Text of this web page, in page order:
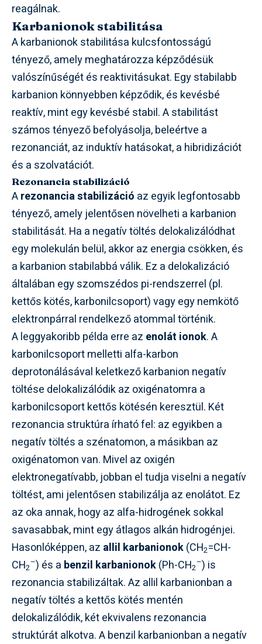
reagálnak.
Karbanionok stabilitása
A karbanionok stabilitása kulcsfontosságú
tényező, amely meghatározza képződésük
valószínűségét és reaktivitásukat. Egy stabilabb
karbanion könnyebben képződik, és kevésbé
reaktív, mint egy kevésbé stabil. A stabilitást
számos tényező befolyásolja, beleértve a
rezonanciát, az induktív hatásokat, a hibridizációt
és a szolvatációt.
Rezonancia stabilizáció
Arezonancia stabilizáció az egyik legfontosabb
tényező, amely jelentősen növelheti a karbanion
stabilitását. Ha a negatív töltés delokalizálódhat
egy molekulán belül, akkor az energia csökken, és
a karbanion stabilabbá válik. Ez a delokalizáció
általában egy szomszédos pi-rendszerrel (pl.
kettős kötés, karbonilcsoport) vagy egy nemkötő
elektronpárral rendelkező atommal történik.
A leggyakoribb példa erre az enolát ionok. A
karbonilcsoport melletti alfa-karbon
deprotonálásával keletkező karbanion negatív
töltése delokalizálódik az oxigénatomra a
karbonilcsoport kettős kötésén keresztül. Két
rezonancia struktúra írható fel: az egyikben a
negatív töltés a szénatomon, a másikban az
oxigénatomon van. Mivel az oxigén
elektronegatívabb, jobban el tudja viselni a negatív
töltést, ami jelentősen stabilizálja az enolátot. Ez
az oka annak, hogy az alfa-hidrogének sokkal
savasabbak, mint egy átlagos alkán hidrogénjei.
Hasonlóképpen, az allil karbanionok(CH2=CH-
CH2
–) és a benzil karbanionok(Ph-CH2
–) is
rezonancia stabilizáltak. Az allil karbanionban a
negatív töltés a kettős kötés mentén
delokalizálódik, két ekvivalens rezonancia
struktúrát alkotva. A benzil karbanionban a negatív